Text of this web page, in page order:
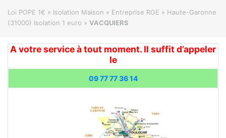
Loi POPE 1€ » Isolation Maison » Entreprise RGE » Haute-Garonne
(31000) Isolation 1 euro » VACQUIERS
A votre service à tout moment. Il suffit d’appeler
le
09 77 77 36 14